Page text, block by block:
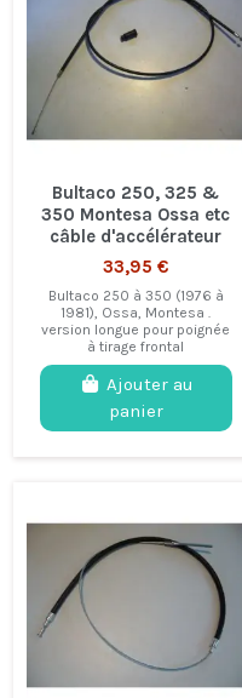
Bultaco 250, 325 &
350 Montesa Ossa etc
câble d'accélérateur
33,95 €
Bultaco 250 à 350 (1976 à
1981), Ossa, Montesa .
version longue pour poignée
à tirage frontal
Ajouter au
panier